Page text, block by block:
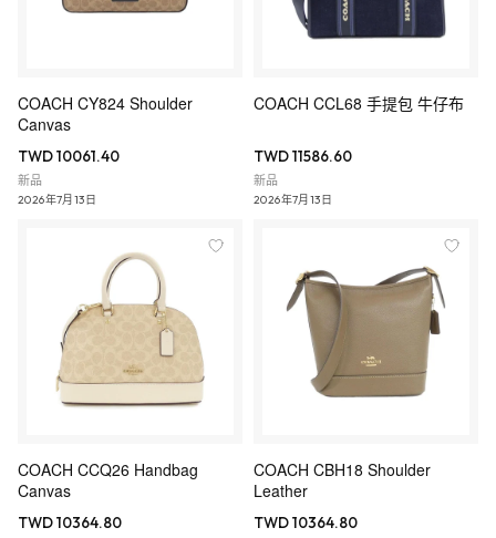
COACH CY824 Shoulder
Canvas
TWD 10061.40
新品
2026年7月13日
COACH CCL68 手提包 牛仔布
TWD 11586.60
新品
2026年7月13日
COACH CCQ26 Handbag
Canvas
TWD 10364.80
COACH CBH18 Shoulder
Leather
TWD 10364.80